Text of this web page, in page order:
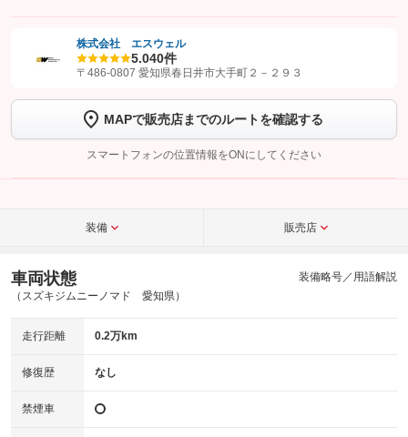
認証画面でグーネットを友だち追加してから「許可する」ボタンを押
トーク画面で
ボタンをタップして問い合わせを
完了してください。
こちら
株式会社 エスウェル
5.040件
〒486-0807 愛知県春日井市大手町２－２９３
MAPで販売店までのルートを確認する
スマートフォンの位置情報をONにしてください
装備 販売店
車両状態
（スズキジムニーノマド 愛知県）
装備略号／用語解説
走行距離 0.2万km
修復歴 なし
禁煙車